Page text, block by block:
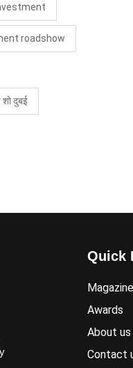
roadshow
शो दुबई
Quick
Awards
About us
Contact